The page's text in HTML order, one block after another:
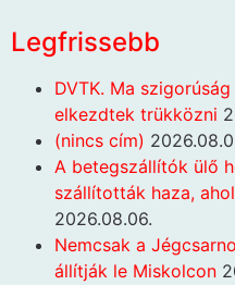
Legfrissebb
DVTK. Ma
elkezdtek trükközni
(nincs cím)
A betegszállítók ülő
szállították haza,
2026.08.06.
Nemcsak a
állítják le Miskolcon